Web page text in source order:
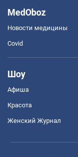
MedOboz
Новости медицины
Covid
Шоу
Афиша
Красота
Женский Журнал